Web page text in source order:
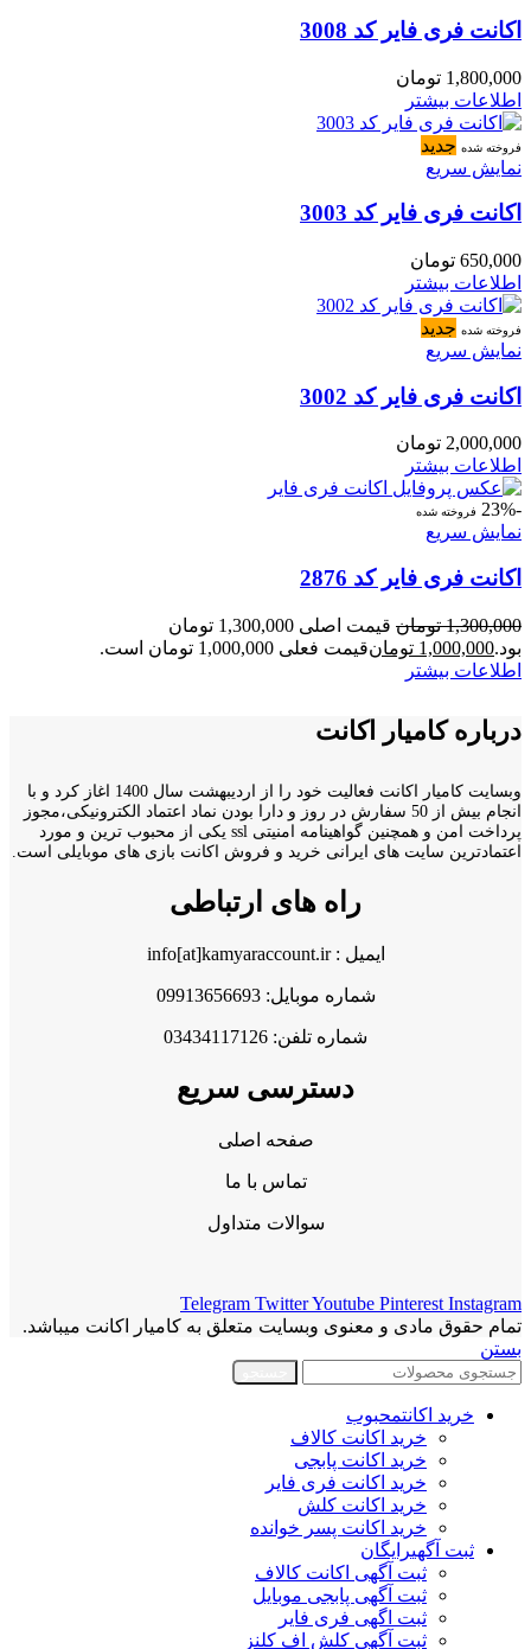
اکانت فری فایر کد 3008
1,800,000 تومان
اطلاعات بیشتر
فروخته شده جدید
نمایش سریع
اکانت فری فایر کد 3003
650,000 تومان
اطلاعات بیشتر
فروخته شده جدید
نمایش سریع
اکانت فری فایر کد 3002
2,000,000 تومان
اطلاعات بیشتر
-23% فروخته شده
نمایش سریع
اکانت فری فایر کد 2876
1,300,000 تومان
قیمت اصلی 1,300,000 تومان
بود.1,000,000 تومانقیمت فعلی 1,000,000 تومان است.
اطلاعات بیشتر
درباره کامیار اکانت
وبسایت کامیار اکانت فعالیت خود را از اردیبهشت سال 1400 اغاز کرد و با
انجام بیش از 50 سفارش در روز و دارا بودن نماد اعتماد الکترونیکی،مجوز
پرداخت امن و همچنین گواهینامه امنیتی ssl یکی از محبوب ترین و مورد
اعتمادترین سایت های ایرانی خرید و فروش اکانت بازی های موبایلی است.
راه های ارتباطی
ایمیل : info[at]kamyaraccount.ir
شماره موبایل: 09913656693
شماره تلفن: 03434117126
دسترسی سریع
صفحه اصلی
تماس با ما
سوالات متداول
Telegram TwitterYoutube Pinterest Instagram
تمام حقوق مادی و معنوی وبسایت متعلق به کامیار اکانت میباشد.
بستن
خرید اکانتمحبوب
خرید اکانت کالاف
خرید اکانت پابجی
خرید اکانت فری فایر
خرید اکانت کلش
خرید اکانت پسر خوانده
ثبت آگهیرایگان
ثبت آگهی اکانت کالاف
ثبت آگهی پابجی موبایل
ثبت اگهی فری فایر
ثبت آگهی کلش اف کلنز